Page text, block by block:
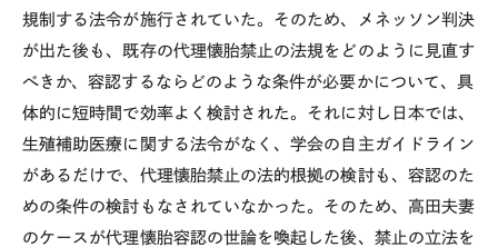
規制する法令が施行されていた。そのため、メネッソン判決
が出た後も、既存の代理懐胎禁止の法規をどのように見直す
べきか、容認するならどのような条件が必要かについて、具
体的に短時間で効率よく検討された。それに対し日本では、
生殖補助医療に関する法令がなく、学会の自主ガイドライン
があるだけで、代理懐胎禁止の法的根拠の検討も、容認のた
めの条件の検討もなされていなかった。そのため、高田夫妻
のケースが代理懐胎容認の世論を喚起した後、禁止の立法を